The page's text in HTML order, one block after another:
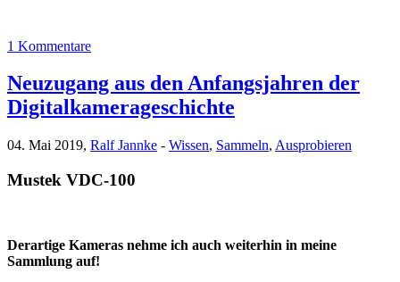
1 Kommentare
Neuzugang aus den Anfangsjahren der
Digitalkamerageschichte
04. Mai 2019, Ralf Jannke - Wissen, Sammeln, Ausprobieren
Mustek VDC-100
Derartige Kameras nehme ich auch weiterhin in meine
Sammlung auf!